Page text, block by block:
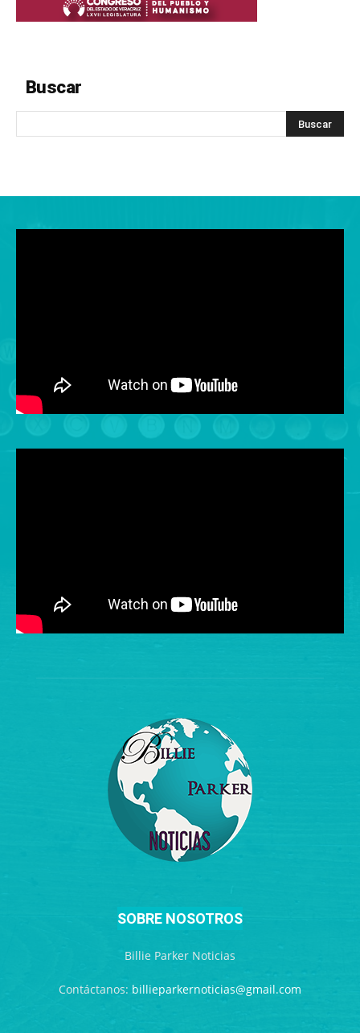
Buscar
SOBRE NOSOTROS
Billie Parker Noticias
Contáctanos: billieparkernoticias@gmail.com